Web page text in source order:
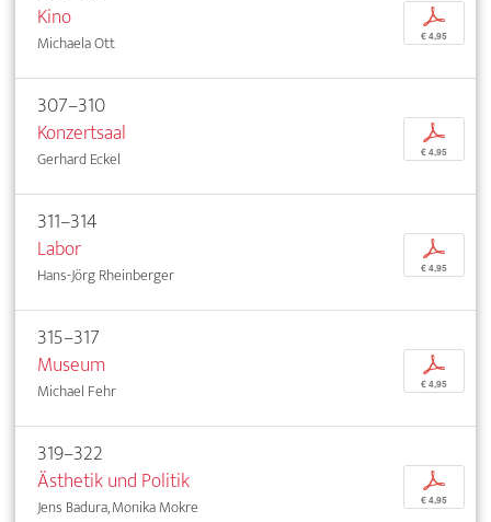
Kino
Michaela Ott
p
€ 4,95
307–310
Konzertsaal
Gerhard Eckel
p
€ 4,95
311–314
Labor
Hans-Jörg Rheinberger
p
€ 4,95
315–317
Museum
Michael Fehr
p
€ 4,95
319–322
Ästhetik und Politik
Jens Badura, Monika Mokre
p
€ 4,95